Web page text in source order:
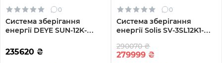
0
Система зберігання
енергії DEYE SUN-12K-
LFP-W 12kW 20.48kWh
4BAT LiFePO4 6500 циклів
235620 ₴
0
Система зберігання
енергії Solis SV-3SL12K1-
28.672kWh 2BAT LiFePO4
6000 циклів
290070 ₴
279999 ₴